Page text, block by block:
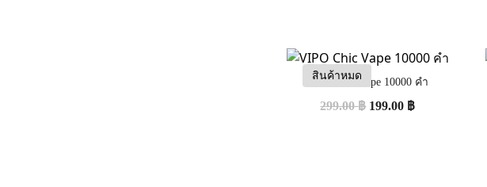
สินค้าหมด
VIPO Chic Vape 10000 คำ
299.00฿ 199.00 ฿